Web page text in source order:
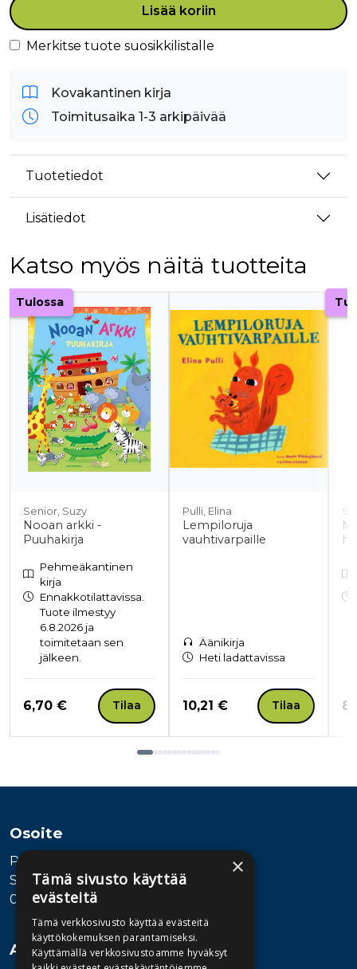
Lisää koriin
Merkitse tuote suosikkilistalle
Kovakantinen kirja
Toimitusaika 1-3 arkipäivää
Tuotetiedot
Lisätiedot
Katso myös näitä tuotteita
Tuoteluettelon alku
Tulossa
Senior, Suzy
Nooan arkki -
Puuhakirja
Pehmeäkantinen
kirja
Ennakkotilattavissa.
Tuote ilmestyy
6.8.2026 ja
toimitetaan sen
jälkeen.
Hinta nyt
6,70 € Tilaa
Pulli, Elina
Lempiloruja
vauhtivarpaille
Äänikirja
Heti ladattavissa
Hinta nyt
10,21 € Tilaa
Osoite
Publiva Oy
Sörnäistenkatu 1
00580 Helsinki
Asiakaspalvelu
×
Tämä sivusto käyttää
evästeitä
Tämä verkkosivusto käyttää evästeitä
käyttökokemuksen parantamiseksi.
Käyttämällä verkkosivustoamme hyväksyt